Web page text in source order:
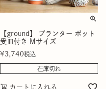
【ground】 プランター ポット
受皿付き Mサイズ
¥3,740税込
在庫切れ
カートに入れる